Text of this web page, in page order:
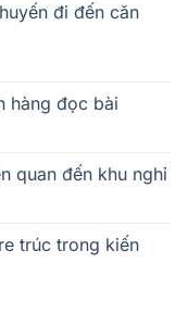
đi đến căn
hàng đọc bài
quan đến khu nghỉ
trúc trong kiến